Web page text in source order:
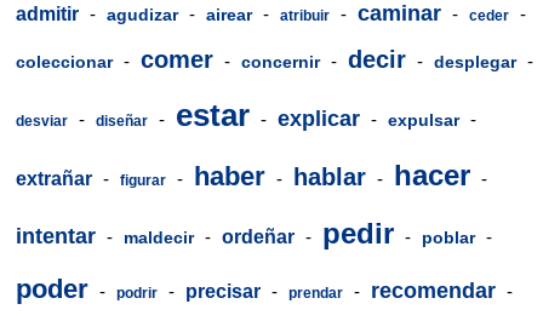
admitir - agudizar - airear - atribuir - caminar - ceder -
coleccionar - comer - concernir - decir - desplegar -
desviar - diseñar - estar - explicar - expulsar -
extrañar - figurar - haber - hablar - hacer -
intentar - maldecir - ordeñar - pedir - poblar -
poder - podrir - precisar - prendar - recomendar -